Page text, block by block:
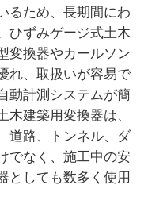
るため、長期間にわ
ひずみゲージ式土木
変換器やカールソン
れ、取扱いが容易で
動計測システムが簡
建築用変換器は、
道路、トンネル、ダ
でなく、施工中の安
としても数多く使用